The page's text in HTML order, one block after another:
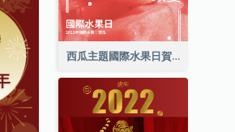
西瓜主題國際水果日賀卡